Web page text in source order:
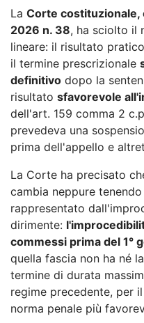
La Corte costituzionale,
2026 n. 38, ha sciolto il
lineare: il risultato
il termine prescrizionale
definitivo dopo la
risultato sfavorevole
dell'art. 159 comma 2
prevedeva una
prima dell'appello e
La Corte ha precisato
cambia neppure
rappresentato
dirimente:
commessi prima del 1°
quella fascia non ha né
termine di durata
regime precedente, per
norma penale più